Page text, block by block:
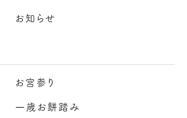
お知らせ
お宮参り
一歳お餅踏み